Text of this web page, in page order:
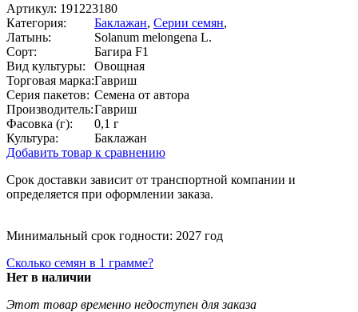
Артикул: 191223180
Категория:
Баклажан, Серии семян,
Латынь:
Solanum melongena L.
Сорт:
Багира F1
Вид культуры:
Овощная
Торговая марка:Гавриш
Серия пакетов: Семена от автора
Производитель:Гавриш
Фасовка (г):
0,1 г
Культура:
Баклажан
Добавить товар к сравнению
Срок доставки зависит от транспортной компании и
определяется при оформлении заказа.
Минимальный срок годности: 2027 год
Сколько семян в 1 грамме?
Нет в наличии
Этот товар временно недоступен для заказа